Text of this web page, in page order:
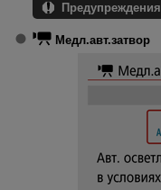
Предупреждения
Медл.авт.затвор